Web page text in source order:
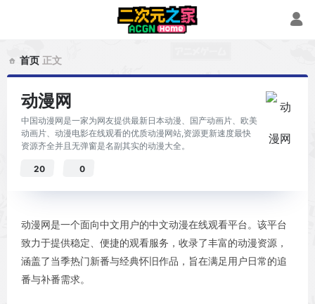
首页 正文
动漫网
中国动漫网是一家为网友提供最新日本动漫、国产动画片、欧美
动画片、动漫电影在线观看的优质动漫网站,资源更新速度最快
资源齐全并且无弹窗是名副其实的动漫大全。
20 0
动漫网是一个面向中文用户的中文动漫在线观看平台。该平台
致力于提供稳定、便捷的观看服务，收录了丰富的动漫资源，
涵盖了当季热门新番与经典怀旧作品，旨在满足用户日常的追
番与补番需求。